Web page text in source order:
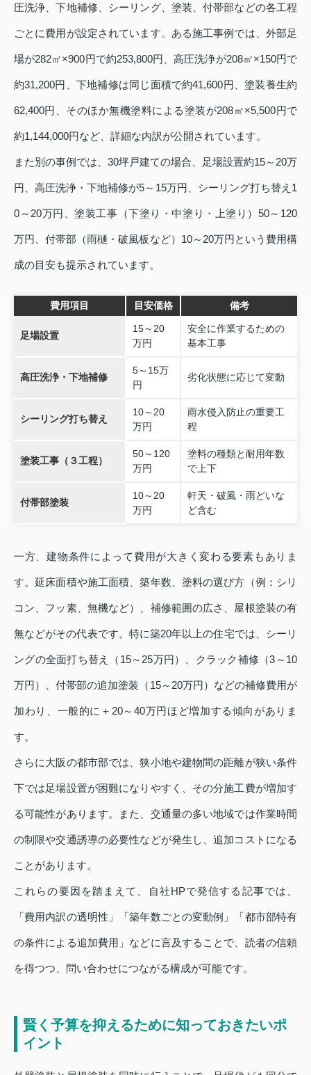
圧洗浄、下地補修、シーリング、塗装、付帯部などの各工程
ごとに費用が設定されています。ある施工事例では、外部足
場が282㎡×900円で約253,800円、高圧洗浄が208㎡×150円で
約31,200円、下地補修は同じ面積で約41,600円、塗装養生約
62,400円、そのほか無機塗料による塗装が208㎡×5,500円で
約1,144,000円など、詳細な内訳が公開されています。
また別の事例では、30坪戸建ての場合、足場設置約15～20万
円、高圧洗浄・下地補修が5～15万円、シーリング打ち替え1
0～20万円、塗装工事（下塗り・中塗り・上塗り）50～120
万円、付帯部（雨樋・破風板など）10～20万円という費用構
成の目安も提示されています。
費用項目 目安価格 備考
足場設置
15～20
万円
安全に作業するための
基本工事
高圧洗浄・下地補修
5～15万
円
劣化状態に応じて変動
シーリング打ち替え
10～20
万円
雨水侵入防止の重要工
程
塗装工事（３工程）
50～120
万円
塗料の種類と耐用年数
で上下
付帯部塗装
10～20
万円
軒天・破風・雨どいな
ど含む
一方、建物条件によって費用が大きく変わる要素もありま
す。延床面積や施工面積、築年数、塗料の選び方（例：シリ
コン、フッ素、無機など）、補修範囲の広さ、屋根塗装の有
無などがその代表です。特に築20年以上の住宅では、シーリ
ングの全面打ち替え（15～25万円）、クラック補修（3～10
万円）、付帯部の追加塗装（15～20万円）などの補修費用が
加わり、一般的に＋20～40万円ほど増加する傾向がありま
す。
さらに大阪の都市部では、狭小地や建物間の距離が狭い条件
下では足場設置が困難になりやすく、その分施工費が増加す
る可能性があります。また、交通量の多い地域では作業時間
の制限や交通誘導の必要性などが発生し、追加コストになる
ことがあります。
これらの要因を踏まえて、自社HPで発信する記事では、
「費用内訳の透明性」「築年数ごとの変動例」「都市部特有
の条件による追加費用」などに言及することで、読者の信頼
を得つつ、問い合わせにつながる構成が可能です。
賢く予算を抑えるために知っておきたいポ
イント